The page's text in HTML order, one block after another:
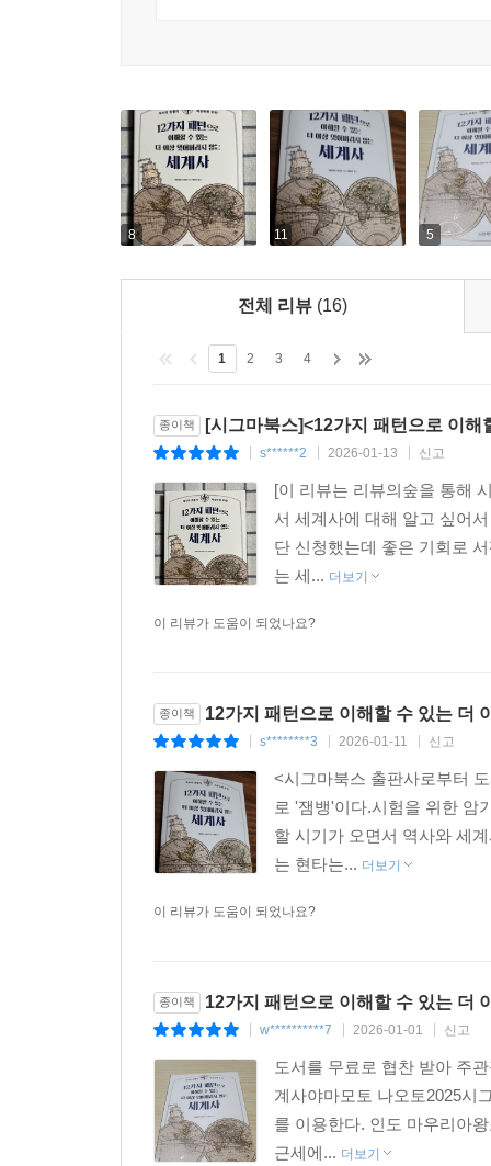
8 11 5
전체 리뷰 (16)
1 2 3 4
종이책 [시그마북스]<12가지 패턴으로 이
s******2 2026-01-13 신고
[이 리뷰는 리뷰의숲을 통해
서 세계사에 대해 알고 싶어
단 신청했는데 좋은 기회로
는 세... 더보기
이 리뷰가 도움이 되었나요?
종이책 12가지 패턴으로 이해할 수 있는 더
s********3 2026-01-11 신고
<시그마북스 출판사로부터
로 '잼뱅'이다.시험을 위한 암
할 시기가 오면서 역사와 세
는 현타는... 더보기
이 리뷰가 도움이 되었나요?
종이책 12가지 패턴으로 이해할 수 있는 더
w**********7 2026-01-01 신고
도서를 무료로 협찬 받아 주
계사야마모토 나오토2025시
를 이용한다. 인도 마우리아
근세에... 더보기